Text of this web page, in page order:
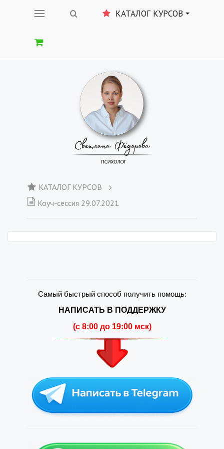
КАТАЛОГ КУРСОВ
КАТАЛОГ КУРСОВ
Коуч-сессия 29.07.2021
Самый быстрый способ получить помощь:
НАПИСАТЬ В ПОДДЕРЖКУ
(c 8:00 до 19:00 мск)